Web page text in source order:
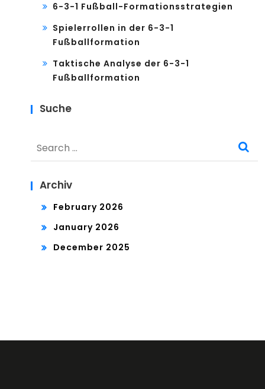
6-3-1 Fußball-Formationsstrategien
Spielerrollen in der 6-3-1
Fußballformation
Taktische Analyse der 6-3-1
Fußballformation
Suche
for:
Archiv
February 2026
January 2026
December 2025